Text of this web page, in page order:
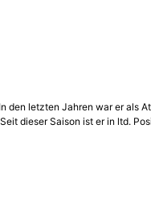
letzten Jahren war er als
dieser Saison ist er in ltd.